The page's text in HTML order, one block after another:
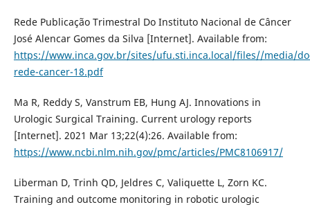
Rede Publicação Trimestral Do Instituto Nacional de Câncer
José Alencar Gomes da Silva [Internet]. Available from:
https://www.inca.gov.br/sites/ufu.sti.inca.local/files//media/
rede-cancer-18.pdf
Ma R, Reddy S, Vanstrum EB, Hung AJ. Innovations in
Urologic Surgical Training. Current urology reports
[Internet]. 2021 Mar 13;22(4):26. Available from:
https://www.ncbi.nlm.nih.gov/pmc/articles/PMC8106917/
Liberman D, Trinh QD, Jeldres C, Valiquette L, Zorn KC.
Training and outcome monitoring in robotic urologic